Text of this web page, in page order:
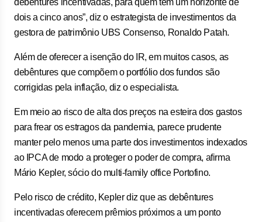
debêntures incentivadas, para quem tem um horizonte de
dois a cinco anos”, diz o estrategista de investimentos da
gestora de patrimônio UBS Consenso, Ronaldo Patah.
Além de oferecer a isenção do IR, em muitos casos, as
debêntures que compõem o portfólio dos fundos são
corrigidas pela inflação, diz o especialista.
Em meio ao risco de alta dos preços na esteira dos gastos
para frear os estragos da pandemia, parece prudente
manter pelo menos uma parte dos investimentos indexados
ao IPCA de modo a proteger o poder de compra, afirma
Mário Kepler, sócio do multi-family office Portofino.
Pelo risco de crédito, Kepler diz que as debêntures
incentivadas oferecem prêmios próximos a um ponto